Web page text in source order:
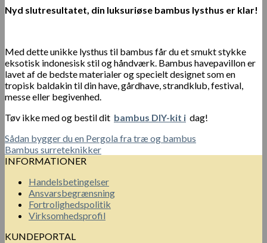
Nyd slutresultatet, din luksuriøse bambus lysthus er klar!
Med dette unikke lysthus til bambus får du et smukt stykke
eksotisk indonesisk stil og håndværk. Bambus havepavillon er
lavet af de bedste materialer og specielt designet som en
tropisk baldakin til din have, gårdhave, strandklub, festival,
messe eller begivenhed.
Tøv ikke med og bestil dit bambus DIY-kit i dag!
Sådan bygger du en Pergola fra træ og bambus
Bambus surreteknikker
INFORMATIONER
Handelsbetingelser
Ansvarsbegrænsning
Fortrolighedspolitik
Virksomhedsprofil
KUNDEPORTAL